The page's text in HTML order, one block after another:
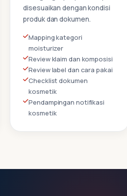
disesuaikan dengan kondisi
produk dan dokumen.
Mapping kategori
moisturizer
Review klaim dan komposisi
Review label dan cara pakai
Checklist dokumen
kosmetik
Pendampingan notifikasi
kosmetik